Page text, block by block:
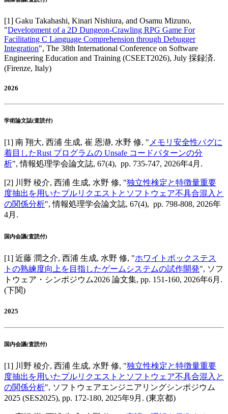
[1] Gaku Takahashi, Kinari Nishiura, and Osamu Mizuno,
"Development of a 2D Dungeon-Crawling RPG Game For
Facilitating C Language Comprehension through Debugger
Integration", The 38th International Conference on Software
Engineering Education and Training (CSEET2026), July 採録済.
(Firenze, Italy)
2026
学術論文誌(査読付)
[1] 南 翔大, 西浦 生成, 崔 恩瀞, 水野 修, " メモリ安全性バグに
着目したRust プログラムの Unsafe コードパターンの分
析",情報処理学会論文誌, 67(4), pp. 735-747, 2026年4月 .
[2] 川野 稜介, 西浦 生成, 水野 修, "独立性検定と特徴量重要
度抽出を用いたプルリクエストとソフトウェア不具合混入と
の関係分析",情報処理学会論文誌, 67(4), pp. 798-808, 2026年
4月 .
国内会議(査読付)
[1] 近藤 潤之介, 西浦 生成, 水野 修, "ホワイトボックステス
トの熟練度向上を目指したゲームシステムの試作開発", ソフ
トウェア・シンポジウム2026 論文集, pp. 151-160, 2026年6月 .
(下関)
2025
国内会議(査読付)
[1] 川野 稜介, 西浦 生成, 水野 修, "独立性検定と特徴量重要
度抽出を用いたプルリクエストとソフトウェア不具合混入と
の関係分析", ソフトウェアエンジニアリングシンポジウム
2025 (SES2025), pp. 172-180, 2025年9月 . (東京都)